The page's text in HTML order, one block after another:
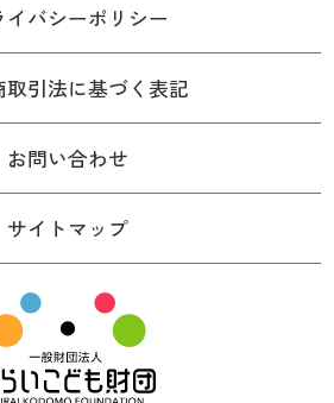
イバシーポリシー
取引法に基づく表記
お問い合わせ
サイトマップ